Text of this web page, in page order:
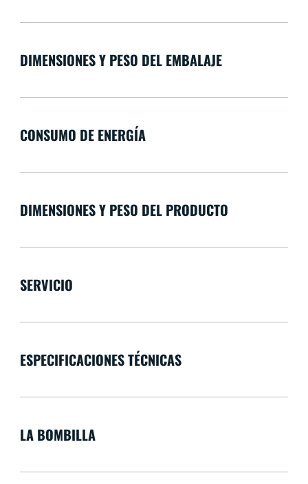
DIMENSIONES Y PESO DEL EMBALAJE
CONSUMO DE ENERGÍA
DIMENSIONES Y PESO DEL PRODUCTO
SERVICIO
ESPECIFICACIONES TÉCNICAS
LA BOMBILLA